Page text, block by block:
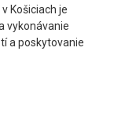
Košiciach je
vykonávanie
a poskytovanie